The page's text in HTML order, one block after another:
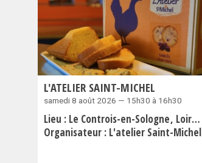
L'ATELIER SAINT-MICHEL
samedi 8 août 2026 — 15h30 à 16h30
Lieu : Le Controis-en-Sologne Loir-et-Cher
Organisateur : L'atelier Saint-Michel